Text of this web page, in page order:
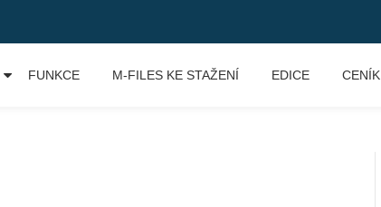
FUNKCE M-FILES KE STAŽENÍ EDICE CENÍK